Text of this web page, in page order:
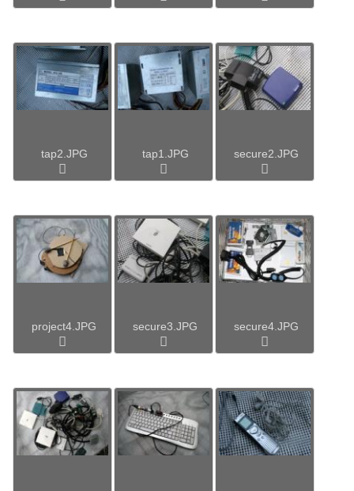
tap2.JPG tap1.JPG secure2.JPG
project4.JPG secure3.JPG secure4.JPG